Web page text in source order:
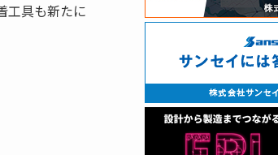
工具も新たに